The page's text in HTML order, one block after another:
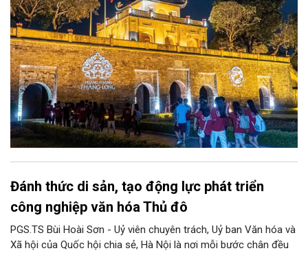
Đánh thức di sản, tạo động lực phát triển
công nghiệp văn hóa Thủ đô
PGS.TS Bùi Hoài Sơn - Uỷ viên chuyên trách, Uỷ ban Văn hóa và
Xã hội của Quốc hội chia sẻ, Hà Nội là nơi mỗi bước chân đều